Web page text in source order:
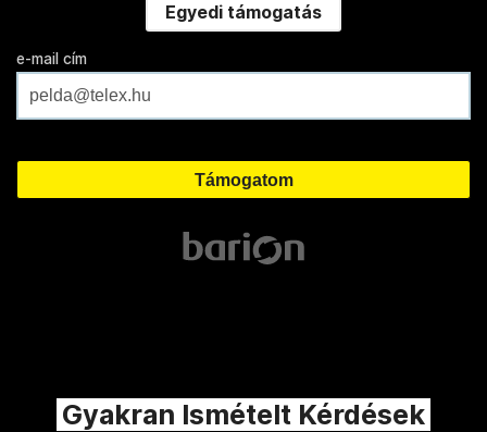
Egyedi támogatás
e-mail cím
Gyakran Ismételt Kérdések